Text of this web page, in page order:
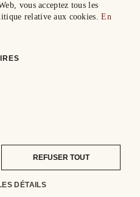
vous acceptez tous les
relative aux cookies.En
REFUSER TOUT
DÉTAILS